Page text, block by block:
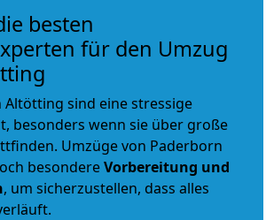
besten
für den Umzug
Altötting sind eine stressige
besonders wenn sie über große
Umzüge von Paderborn
besondereVorbereitung und
, um sicherzustellen, dass alles